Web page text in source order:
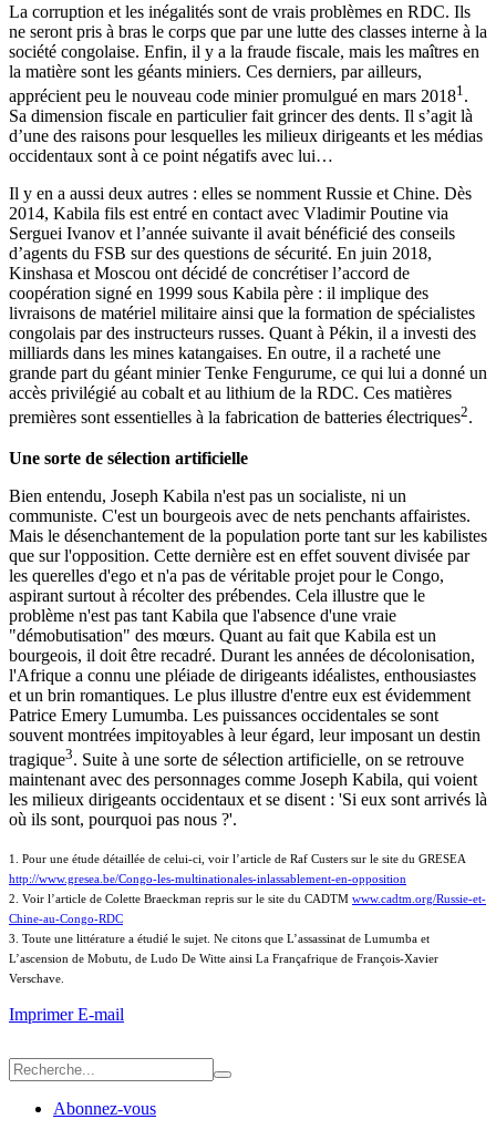
La corruption et les inégalités sont de vrais problèmes en RDC. Ils
ne seront pris à bras le corps que par une lutte des classes interne à la
société congolaise. Enfin, il y a la fraude fiscale, mais les maîtres en
la matière sont les géants miniers. Ces derniers, par ailleurs,
apprécient peu le nouveau code minier promulgué en mars 20181 .
Sa dimension fiscale en particulier fait grincer des dents. Il s’agit là
d’une des raisons pour lesquelles les milieux dirigeants et les médias
occidentaux sont à ce point négatifs avec lui…
Il y en a aussi deux autres : elles se nomment Russie et Chine. Dès
2014, Kabila fils est entré en contact avec Vladimir Poutine via
Serguei Ivanov et l’année suivante il avait bénéficié des conseils
d’agents du FSB sur des questions de sécurité. En juin 2018,
Kinshasa et Moscou ont décidé de concrétiser l’accord de
coopération signé en 1999 sous Kabila père : il implique des
livraisons de matériel militaire ainsi que la formation de spécialistes
congolais par des instructeurs russes. Quant à Pékin, il a investi des
milliards dans les mines katangaises. En outre, il a racheté une
grande part du géant minier Tenke Fengurume, ce qui lui a donné un
accès privilégié au cobalt et au lithium de la RDC. Ces matières
premières sont essentielles à la fabrication de batteries électriques2.
Une sorte de sélection artificielle
Bien entendu, Joseph Kabila n'est pas un socialiste, ni un
communiste. C'est un bourgeois avec de nets penchants affairistes.
Mais le désenchantement de la population porte tant sur les kabilistes
que sur l'opposition. Cette dernière est en effet souvent divisée par
les querelles d'ego et n'a pas de véritable projet pour le Congo,
aspirant surtout à récolter des prébendes. Cela illustre que le
problème n'est pas tant Kabila que l'absence d'une vraie
"démobutisation" des mœurs. Quant au fait que Kabila est un
bourgeois, il doit être recadré. Durant les années de décolonisation,
l'Afrique a connu une pléiade de dirigeants idéalistes, enthousiastes
et un brin romantiques. Le plus illustre d'entre eux est évidemment
Patrice Emery Lumumba. Les puissances occidentales se sont
souvent montrées impitoyables à leur égard, leur imposant un destin
tragique3. Suite à une sorte de sélection artificielle, on se retrouve
maintenant avec des personnages comme Joseph Kabila, qui voient
les milieux dirigeants occidentaux et se disent : 'Si eux sont arrivés là
où ils sont, pourquoi pas nous ?'.
1. Pour une étude détaillée de celui-ci, voir l’article de Raf Custers sur le site du GRESEA
http://www.gresea.be/Congo-les-multinationales-inlassablement-en-opposition
2. Voir l’article de Colette Braeckman repris sur le site du CADTM www.cadtm.org/Russie-et-
Chine-au-Congo-RDC
3. Toute une littérature a étudié le sujet. Ne citons que L’assassinat de Lumumba et
L’ascension de Mobutu, de Ludo De Witte ainsi La Françafrique de François-Xavier
Verschave.
ImprimerE-mail
Abonnez-vous